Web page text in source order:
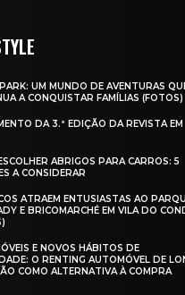
UM MUNDO DE AVENTURAS
A CONQUISTAR FAMÍLIAS (FOTOS)
DA 3.ª EDIÇÃO DA REVISTA EM
ABRIGOS PARA CARROS: 5
A CONSIDERAR
ATRAEM ENTUSIASTAS AO
E BRICOMARCHÉ EM VILA DO
E NOVOS HÁBITOS DE
O RENTING AUTOMÓVEL DE
COMO ALTERNATIVA À COMPRA